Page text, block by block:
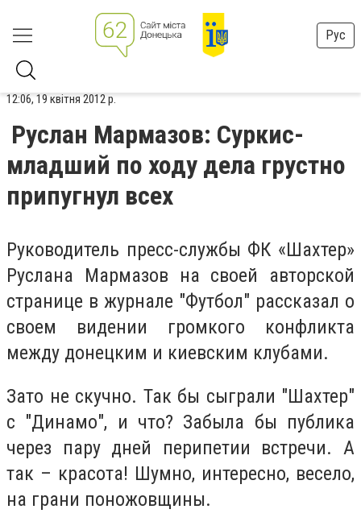
Рус
12:06, 19 квітня 2012 р.
Руслан Мармазов: Суркис-
младший по ходу дела грустно
припугнул всех
Руководитель пресс-службы ФК «Шахтер»
Руслана Мармазов на своей авторской
странице в журнале "Футбол" рассказал о
своем видении громкого конфликта
между донецким и киевским клубами.
Зато не скучно. Так бы сыграли "Шахтер"
с "Динамо", и что? Забыла бы публика
через пару дней перипетии встречи. А
так – красота! Шумно, интересно, весело,
на грани поножовщины.